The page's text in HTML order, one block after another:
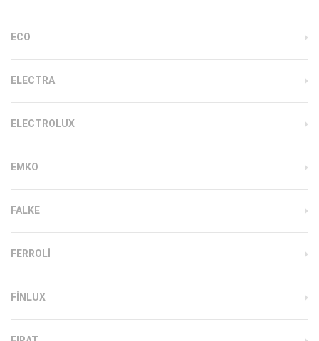
ECO
ELECTRA
ELECTROLUX
EMKO
FALKE
FERROLI
FINLUX